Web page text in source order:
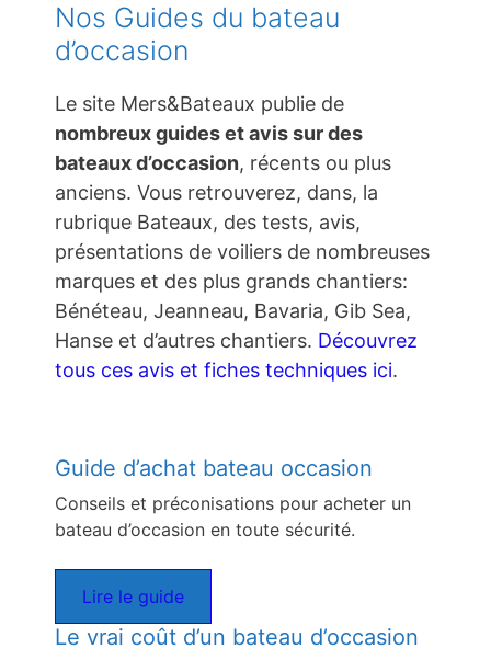
Nos Guides du bateau
d’occasion
Le site Mers&Bateaux publie de
nombreux guides et avis sur des
bateaux d’occasion, récents ou plus
anciens. Vous retrouverez, dans, la
rubrique Bateaux, des tests, avis,
présentations de voiliers de nombreuses
marques et des plus grands chantiers:
Bénéteau, Jeanneau, Bavaria, Gib Sea,
Hanse et d’autres chantiers. Découvrez
tous ces avis et fiches techniques ici.
Guide d’achat bateau occasion
Conseils et préconisations pour acheter un
bateau d’occasion en toute sécurité.
Lire le guide
Le vrai coût d’un bateau d’occasion